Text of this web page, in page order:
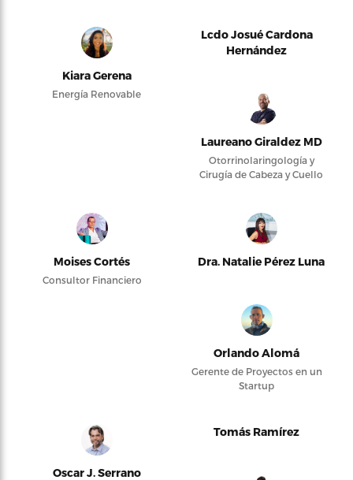
Kiara Gerena
Energía Renovable
Lcdo Josué Cardona
Hernández
Laureano Giraldez MD
Otorrinolaringología y
Cirugía de Cabeza y Cuello
Moises Cortés
Consultor Financiero
Dra. Natalie Pérez Luna
Orlando Alomá
Gerente de Proyectos en un
Startup
Oscar J. Serrano
Tomás Ramírez